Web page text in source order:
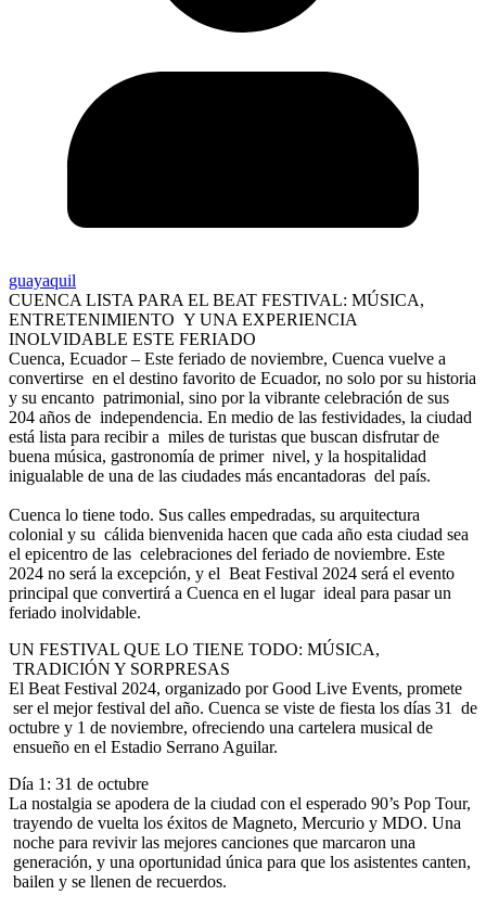
guayaquil
CUENCA LISTA PARA EL BEAT FESTIVAL: MÚSICA,
ENTRETENIMIENTO Y UNA EXPERIENCIA
INOLVIDABLE ESTE FERIADO
Cuenca, Ecuador – Este feriado de noviembre, Cuenca vuelve a
convertirse en el destino favorito de Ecuador, no solo por su historia
y su encanto patrimonial, sino por la vibrante celebración de sus
204 años de independencia. En medio de las festividades, la ciudad
está lista para recibir a miles de turistas que buscan disfrutar de
buena música, gastronomía de primer nivel, y la hospitalidad
inigualable de una de las ciudades más encantadoras del país.
Cuenca lo tiene todo. Sus calles empedradas, su arquitectura
colonial y su cálida bienvenida hacen que cada año esta ciudad sea
el epicentro de las celebraciones del feriado de noviembre. Este
2024 no será la excepción, y el Beat Festival 2024 será el evento
principal que convertirá a Cuenca en el lugar ideal para pasar un
feriado inolvidable.
UN FESTIVAL QUE LO TIENE TODO: MÚSICA,
TRADICIÓN Y SORPRESAS
El Beat Festival 2024, organizado por Good Live Events, promete
ser el mejor festival del año. Cuenca se viste de fiesta los días 31 de
octubre y 1 de noviembre, ofreciendo una cartelera musical de
ensueño en el Estadio Serrano Aguilar.
Día 1: 31 de octubre
La nostalgia se apodera de la ciudad con el esperado 90’s Pop Tour,
trayendo de vuelta los éxitos de Magneto, Mercurio y MDO. Una
noche para revivir las mejores canciones que marcaron una
generación, y una oportunidad única para que los asistentes canten,
bailen y se llenen de recuerdos.